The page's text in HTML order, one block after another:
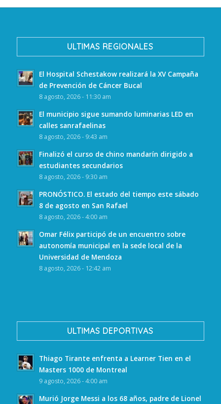
ULTIMAS REGIONALES
El Hospital Schestakow realizará la XV Campaña
de Prevención de Cáncer Bucal
8 agosto, 2026 - 11:30 am
El municipio sigue sumando luminarias LED en
calles sanrafaelinas
8 agosto, 2026 - 9:43 am
Finalizó el curso de chino mandarín dirigido a
estudiantes secundarios
8 agosto, 2026 - 9:30 am
PRONÓSTICO. El estado del tiempo este sábado
8 de agosto en San Rafael
8 agosto, 2026 - 4:00 am
Omar Félix participó de un encuentro sobre
autonomía municipal en la sede local de la
Universidad de Mendoza
8 agosto, 2026 - 12:42 am
ULTIMAS DEPORTIVAS
Thiago Tirante enfrenta a Learner Tien en el
Masters 1000 de Montreal
9 agosto, 2026 - 4:00 am
Murió Jorge Messi a los 68 años, padre de Lionel